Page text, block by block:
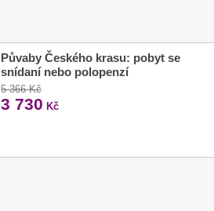
Půvaby Českého krasu: pobyt se
snídaní nebo polopenzí
5 366 Kč
3 730 Kč